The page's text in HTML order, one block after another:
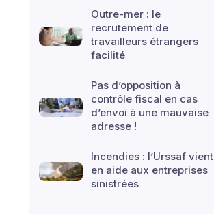
Outre-mer : le
recrutement de
travailleurs étrangers
facilité
Pas d’opposition à
contrôle fiscal en cas
d’envoi à une mauvaise
adresse !
Incendies : l’Urssaf vient
en aide aux entreprises
sinistrées